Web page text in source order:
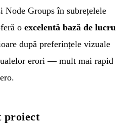
Node Groups în subrețelele
o excelentă bază de lucru
după preferințele vizuale
erori — mult mai rapid
proiect